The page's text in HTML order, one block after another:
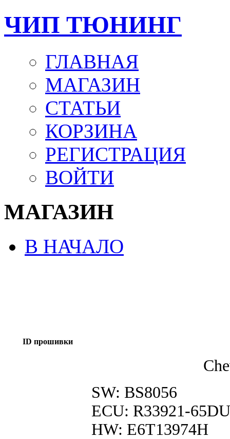
ЧИП ТЮНИНГ
ГЛАВНАЯ
МАГАЗИН
СТАТЬИ
КОРЗИНА
РЕГИСТРАЦИЯ
ВОЙТИ
МАГАЗИН
В НАЧАЛО
ID прошивки
SW: BS8056
ECU: R33921-
HW: E6T13974H